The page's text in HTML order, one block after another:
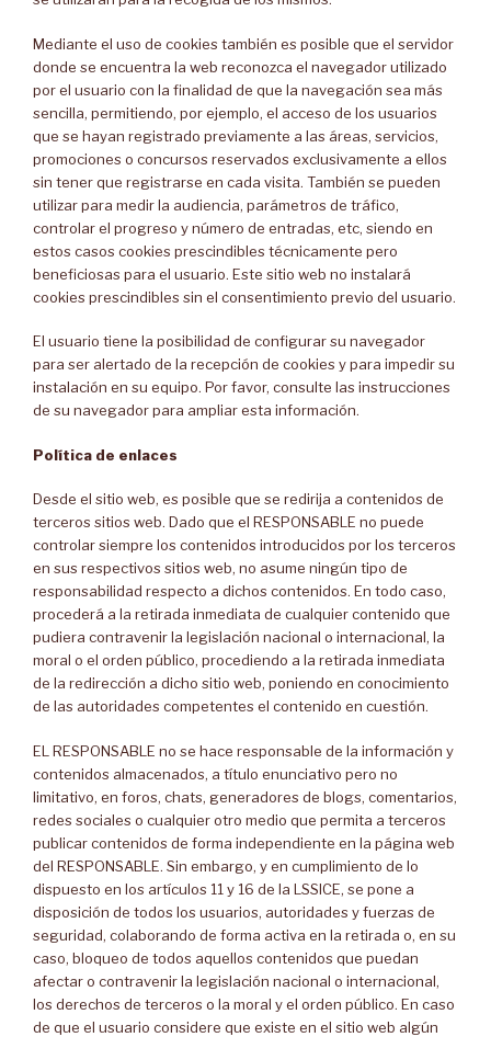
Mediante el uso de cookies también es posible que el servidor
donde se encuentra la web reconozca el navegador utilizado
por el usuario con la finalidad de que la navegación sea más
sencilla, permitiendo, por ejemplo, el acceso de los usuarios
que se hayan registrado previamente a las áreas, servicios,
promociones o concursos reservados exclusivamente a ellos
sin tener que registrarse en cada visita. También se pueden
utilizar para medir la audiencia, parámetros de tráfico,
controlar el progreso y número de entradas, etc, siendo en
estos casos cookies prescindibles técnicamente pero
beneficiosas para el usuario. Este sitio web no instalará
cookies prescindibles sin el consentimiento previo del usuario.
El usuario tiene la posibilidad de configurar su navegador
para ser alertado de la recepción de cookies y para impedir su
instalación en su equipo. Por favor, consulte las instrucciones
de su navegador para ampliar esta información.
Política de enlaces
Desde el sitio web, es posible que se redirija a contenidos de
terceros sitios web. Dado que el RESPONSABLE no puede
controlar siempre los contenidos introducidos por los terceros
en sus respectivos sitios web, no asume ningún tipo de
responsabilidad respecto a dichos contenidos. En todo caso,
procederá a la retirada inmediata de cualquier contenido que
pudiera contravenir la legislación nacional o internacional, la
moral o el orden público, procediendo a la retirada inmediata
de la redirección a dicho sitio web, poniendo en conocimiento
de las autoridades competentes el contenido en cuestión.
EL RESPONSABLE no se hace responsable de la información y
contenidos almacenados, a título enunciativo pero no
limitativo, en foros, chats, generadores de blogs, comentarios,
redes sociales o cualquier otro medio que permita a terceros
publicar contenidos de forma independiente en la página web
del RESPONSABLE. Sin embargo, y en cumplimiento de lo
dispuesto en los artículos 11 y 16 de la LSSICE, se pone a
disposición de todos los usuarios, autoridades y fuerzas de
seguridad, colaborando de forma activa en la retirada o, en su
caso, bloqueo de todos aquellos contenidos que puedan
afectar o contravenir la legislación nacional o internacional,
los derechos de terceros o la moral y el orden público. En caso
de que el usuario considere que existe en el sitio web algún